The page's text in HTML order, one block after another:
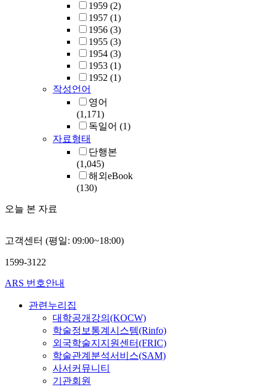
1959 (2)
1957 (1)
1956 (3)
1955 (3)
1954 (3)
1953 (1)
1952 (1)
작성언어
영어
(1,171)
독일어 (1)
자료형태
단행본
(1,045)
해외eBook
(130)
오늘 본 자료
고객센터 (평일: 09:00~18:00)
1599-3122
ARS 번호안내
관련누리집
대학공개강의(KOCW)
학술정보통계시스템(Rinfo)
외국학술지지원센터(FRIC)
학술관계분석서비스(SAM)
사서커뮤니티
기관회원